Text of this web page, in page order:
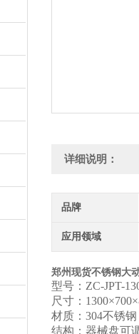
详细说明：
品牌
应用领域
郑州现货不锈钢大
型号： ZC-JPT-
尺寸：
材质： 304不锈
结构：器械盘可